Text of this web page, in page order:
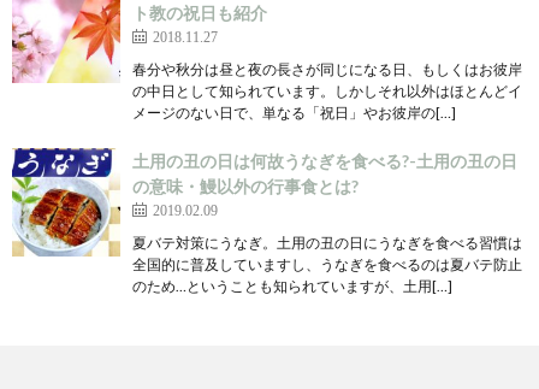
ト教の祝日も紹介
2018.11.27
春分や秋分は昼と夜の長さが同じになる日、もしくはお彼岸
の中日として知られています。しかしそれ以外はほとんどイ
メージのない日で、単なる「祝日」やお彼岸の[…]
土用の丑の日は何故うなぎを食べる?-土用の丑の日
の意味・鰻以外の行事食とは?
2019.02.09
夏バテ対策にうなぎ。土用の丑の日にうなぎを食べる習慣は
全国的に普及していますし、うなぎを食べるのは夏バテ防止
のため…ということも知られていますが、土用[…]